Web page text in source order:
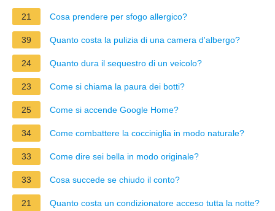
21 Cosa prendere per sfogo allergico?
39 Quanto costa la pulizia di una camera d'albergo?
24 Quanto dura il sequestro di un veicolo?
23 Come si chiama la paura dei botti?
25 Come si accende Google Home?
34 Come combattere la cocciniglia in modo naturale?
33 Come dire sei bella in modo originale?
33 Cosa succede se chiudo il conto?
21 Quanto costa un condizionatore acceso tutta la notte?